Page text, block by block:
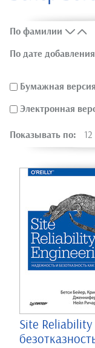
По фамилии
По дате добавления
Бумажная
Электронная
Показывать по: 12
Site